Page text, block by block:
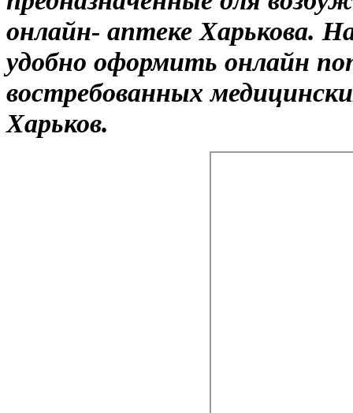
онлайн- аптеке Харькова.
удобно оформить онлайн
востребованных
Харьков.